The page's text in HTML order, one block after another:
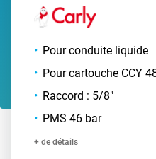
Pour conduite liquide
Pour cartouche CCY
Raccord : 5/8"
PMS 46 bar
+ de détails